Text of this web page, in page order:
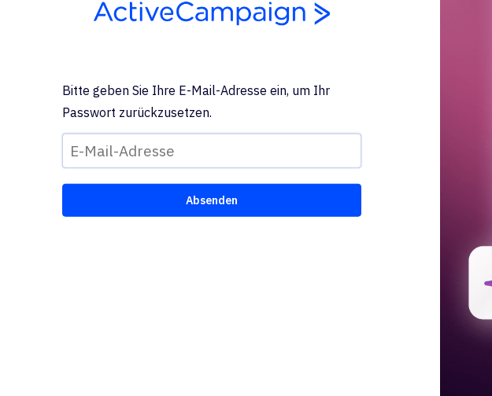
Bitte geben Sie Ihre E-Mail-Adresse ein, um Ihr
Passwort zurückzusetzen.